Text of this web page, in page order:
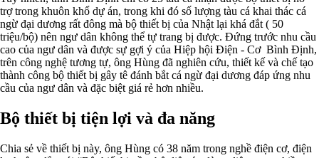
trợ trong khuôn khổ dự án, trong khi đó số lượng tàu cá khai thác cá
ngừ đại dương rất đông mà bộ thiết bị của Nhật lại khá đắt ( 50
triệu/bộ) nên ngư dân không thể tự trang bị được. Đứng trước nhu cầu
cao của ngư dân và được sự gợi ý của Hiệp hội Điện - Cơ Bình Định,
trên công nghệ tương tự, ông Hùng đã nghiên cứu, thiết kế và chế tạo
thành công bộ thiết bị gây tê đánh bắt cá ngừ đại dương đáp ứng nhu
cầu của ngư dân và đặc biệt giá rẻ hơn nhiều.
Bộ thiết bị tiện lợi và đa năng
Chia sẻ về thiết bị này, ông Hùng có 38 năm trong nghề điện cơ, điện